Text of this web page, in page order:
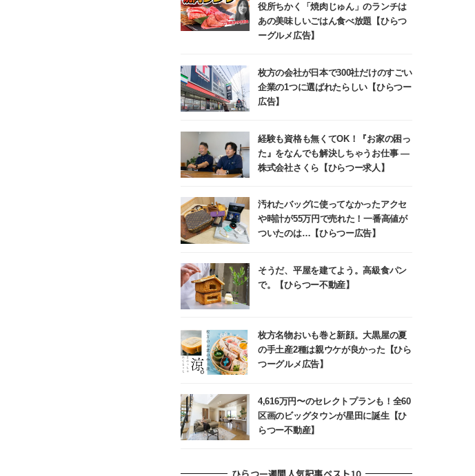
役所ちかく「焼肉じゅん」のランチは
あの美味しいごはん食べ放題【ひらつ
ーグルメ広告】
枚方の会社が日本で300社だけのすごい
企業の1つに選ばれたらしい【ひらつー
広告】
経験も資格も無くてOK！『お家の困っ
た』をなんでも解決しちゃうお仕事 ―
株式会社さくら【ひらつー求人】
汚れたバッグに使ってなかったアクセ
や時計が55万円で売れた！一番高値が
ついたのは…【ひらつー広告】
そうだ、平屋を建てよう。高級食パン
で。【ひらつー不動産】
枚方名物おいも巻と新顔。大黒屋の夏
の手土産2種は親ウケが良かった【ひら
つーグルメ広告】
4,616万円〜のセレクトプランも！全60
区画のビッグタウンが星田に誕生【ひ
らつー不動産】